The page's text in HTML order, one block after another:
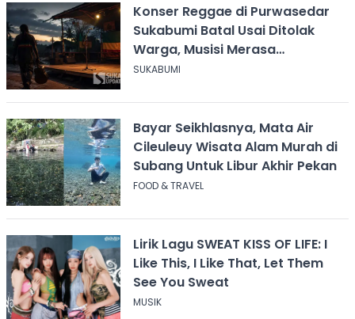
Konser Reggae di Purwasedar
Sukabumi Batal Usai Ditolak
Warga, Musisi Merasa
Didiskreditkan
SUKABUMI
Bayar Seikhlasnya, Mata Air
Cileuleuy Wisata Alam Murah di
Subang Untuk Libur Akhir Pekan
FOOD & TRAVEL
Lirik Lagu SWEAT KISS OF LIFE: I
Like This, I Like That, Let Them
See You Sweat
MUSIK